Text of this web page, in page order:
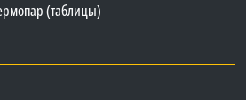
(таблицы)